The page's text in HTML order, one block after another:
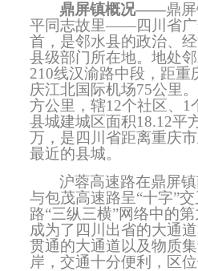
鼎屏镇概况——鼎
平同志故里——四川省广
首，是邻水县的政治、
县级部门所在地。地处
210线汉渝路中段，距重
庆江北国际机场75公里
方公里，辖12个社区、 1
县城建城区面积18.12平
万，是四川省距离重庆
最近的县城。
沪蓉高速路在鼎屏
与包茂高速路呈“十字”
路“三纵三横”网络中的
成为了四川出省的大通
贯通的大通道以及物质
岸，交通十分便利，区位